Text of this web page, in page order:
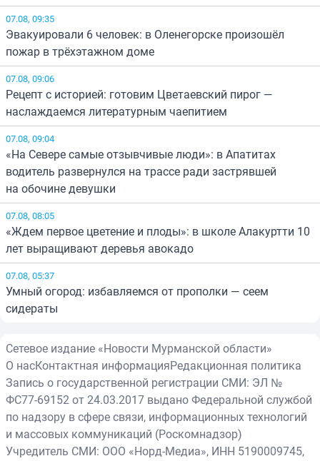
07.08, 09:35
Эвакуировали 6 человек: в Оленегорске произошёл
пожар в трёхэтажном доме
07.08, 09:06
Рецепт с историей: готовим Цветаевский пирог —
наслаждаемся литературным чаепитием
07.08, 09:04
«На Севере самые отзывчивые люди»: в Апатитах
водитель развернулся на трассе ради застрявшей
на обочине девушки
07.08, 08:05
«Ждем первое цветение и плоды»: в школе Алакуртти 10
лет выращивают деревья авокадо
07.08, 05:37
Умный огород: избавляемся от прополки — сеем
сидераты
Сетевое издание «Новости Мурманской области»
О насКонтактная информацияРедакционная политика
Запись о государственной регистрации СМИ: ЭЛ №
ФС77-69152 от 24.03.2017 выдано Федеральной службой
по надзору в сфере связи, информационных технологий
и массовых коммуникаций (Роскомнадзор)
Учредитель СМИ: ООО «Норд-Медиа», ИНН 5190009745,